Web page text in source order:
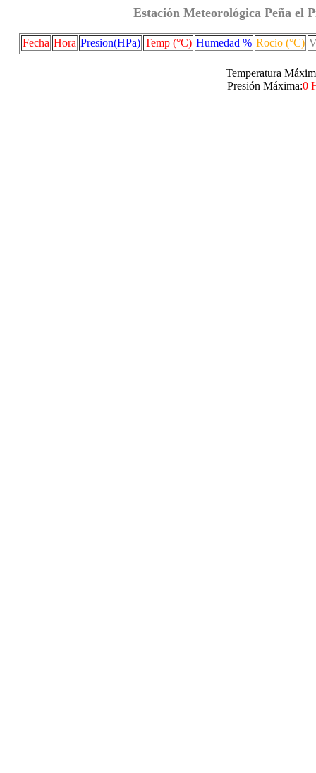
Estación Meteorológica Peña el
Fecha Hora Presion(HPa) Temp (°C) Humedad % Rocio (°C)
Temperatura
Presión Máxima:0